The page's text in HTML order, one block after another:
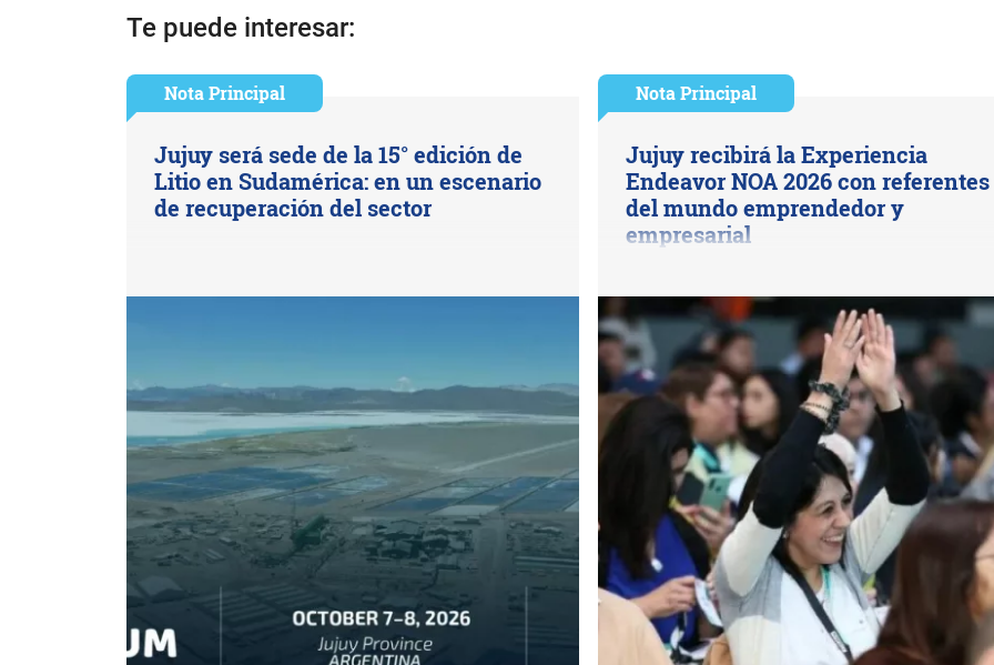
Te puede interesar:
Nota Principal
Jujuy será sede de la 15° edición de
Litio en Sudamérica: en un escenario
de recuperación del sector
Nota Principal
Jujuy recibirá la Experiencia
Endeavor NOA 2026 con referentes
del mundo emprendedor y
empresarial